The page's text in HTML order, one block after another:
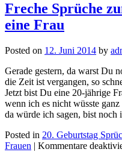
Freche Sprüche
eine Frau
Posted on 12. Juni 2014 by
Gerade gestern, da warst Du
die Zeit ist vergangen, so
Jetzt bist Du eine 20-jährige
wenn ich es nicht wüsste ganz
da würde ich sagen, bist noch
Posted in 20. Geburtstag
Frauen | Kommentare